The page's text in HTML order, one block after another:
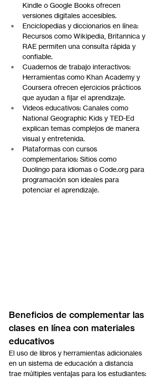
Kindle o Google Books ofrecen
versiones digitales accesibles.
Enciclopedias y diccionarios en línea:
Recursos como Wikipedia, Britannica y
RAE permiten una consulta rápida y
confiable.
Cuadernos de trabajo interactivos:
Herramientas como Khan Academy y
Coursera ofrecen ejercicios prácticos
que ayudan a fijar el aprendizaje.
Videos educativos: Canales como
National Geographic Kids y TED-Ed
explican temas complejos de manera
visual y entretenida.
Plataformas con cursos
complementarios: Sitios como
Duolingo para idiomas o Code.org para
programación son ideales para
potenciar el aprendizaje.
Beneficios de complementar las
clases en línea con materiales
educativos
El uso de libros y herramientas adicionales
en un sistema de educación a distancia
trae múltiples ventajas para los estudiantes: